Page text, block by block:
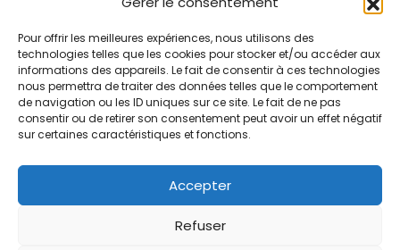
Pour offrir les meilleures expériences, nous utilisons des
technologies telles que les cookies pour stocker et/ou accéder aux
informations des appareils. Le fait de consentir à ces technologies
nous permettra de traiter des données telles que le comportement
de navigation ou les ID uniques sur ce site. Le fait de ne pas
consentir ou de retirer son consentement peut avoir un effet négatif
sur certaines caractéristiques et fonctions.
Accepter
Refuser
Mon compte
Panier
Conditions générales de vente
La marque Hop & Down
Plan du site